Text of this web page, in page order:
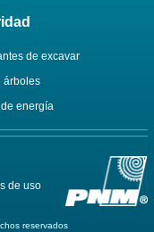
de excavar
árboles
energía
de uso
reservados